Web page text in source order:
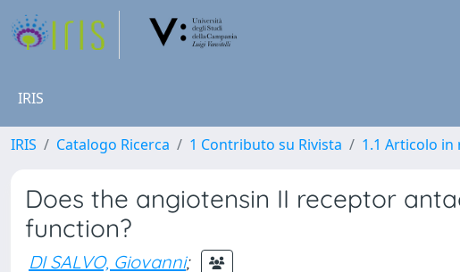
IRIS
IRIS Catalogo Ricerca 1 Contributo su Rivista 1.1 Articolo in
Does the angiotensin II receptor
function?
DI SALVO, Giovanni;